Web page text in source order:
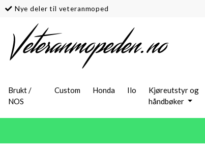
Nye deler til veteranmoped
Brukt /
NOS
Custom Honda Ilo
Kjøreutstyr og
håndbøker